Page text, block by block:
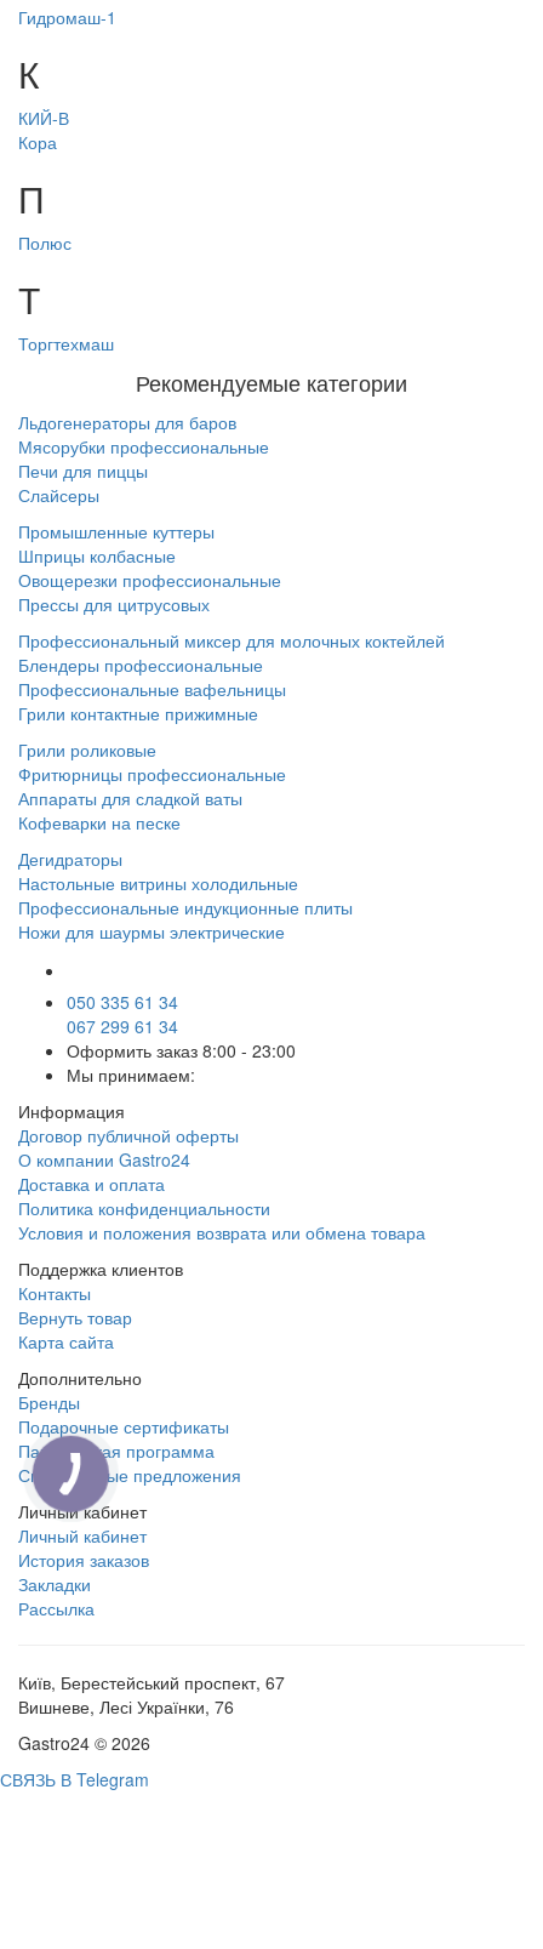
Гидромаш-1
К
КИЙ-В
Кора
П
Полюс
Т
Торгтехмаш
Рекомендуемые категории
Льдогенераторы для баров
Мясорубки профессиональные
Печи для пиццы
Слайсеры
Промышленные куттеры
Шприцы колбасные
Овощерезки профессиональные
Прессы для цитрусовых
Профессиональный миксер для молочных коктейлей
Блендеры профессиональные
Профессиональные вафельницы
Грили контактные прижимные
Грили роликовые
Фритюрницы профессиональные
Аппараты для сладкой ваты
Кофеварки на песке
Дегидраторы
Настольные витрины холодильные
Профессиональные индукционные плиты
Ножи для шаурмы электрические
050 335 61 34
067 299 61 34
Оформить заказ 8:00 - 23:00
Мы принимаем:
Информация
Договор публичной оферты
О компании Gastro24
Доставка и оплата
Политика конфиденциальности
Условия и положения возврата или обмена товара
Поддержка клиентов
Контакты
Вернуть товар
Карта сайта
Дополнительно
Бренды
Подарочные сертификаты
Партнерская программа
Специальные предложения
Личный кабинет
Личный кабинет
История заказов
Закладки
Рассылка
Київ, Берестейський проспект, 67
Вишневе, Лесі Українки, 76
Gastro24 © 2026
СВЯЗЬ В Telegram